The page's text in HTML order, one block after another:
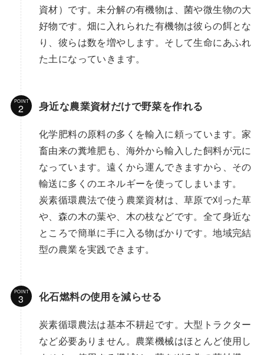
資材）です。未分解の有機物は、菌や微生物の大
好物です。畑に入れられた有機物は彼らの餌とな
り、彼らは数を増やします。そして生命にあふれ
た土になっていきます。
POINT 身近な農業資材だけで野菜を作れる
化学肥料の原料の多くを輸入に頼っています。家
畜由来の糞堆肥も、海外から輸入した飼料が元に
なっています。遠くから運んできますから、その
輸送に多くのエネルギーを使ってしまいます。
炭素循環農法で使う農業資材は、草原で刈った草
や、森の木の葉や、木の枝などです。全て身近な
ところで簡単に手に入る物ばかりです。地域完結
型の農業を実践できます。
POINT 化石燃料の使用を減らせる
炭素循環農法は基本不耕起です。大型トラクター
など必要ありません。農業機械はほとんど使用し